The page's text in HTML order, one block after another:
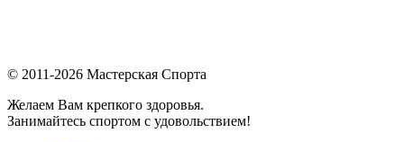
© 2011-2026 Мастерская Спорта
Желаем Вам крепкого здоровья.
Занимайтесь спортом с удовольствием!